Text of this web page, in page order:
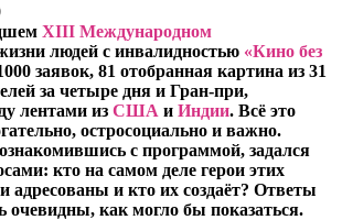
XIII Международном
людей с инвалидностью «Кино без
заявок, 81 отобранная картина из 31
за четыре дня и Гран-при,
лентами из США и Индии. Всё это
остросоциально и важно.
с программой, задался
кто на самом деле герои этих
адресованы и кто их создаёт? Ответы
очевидны, как могло бы показаться.